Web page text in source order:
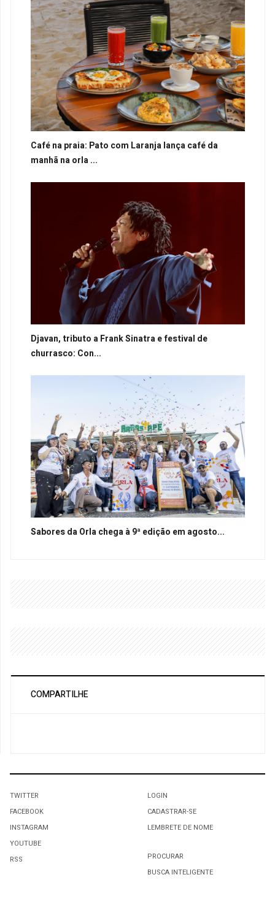
Café na praia: Pato com Laranja lança café da
manhã na orla ...
Djavan, tributo a Frank Sinatra e festival de
churrasco: Con...
Sabores da Orla chega à 9ª edição em agosto...
COMPARTILHE
TWITTER
FACEBOOK
INSTAGRAM
YOUTUBE
RSS
LOGIN
CADASTRAR-SE
LEMBRETE DE NOME
PROCURAR
BUSCA INTELIGENTE